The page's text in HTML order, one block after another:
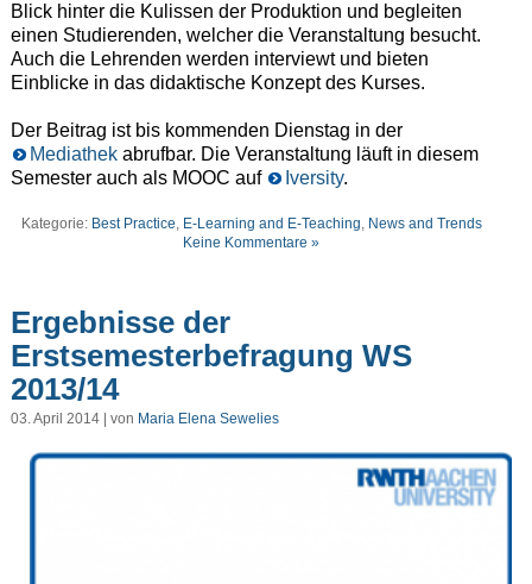
Blick hinter die Kulissen der Produktion und begleiten
einen Studierenden, welcher die Veranstaltung besucht.
Auch die Lehrenden werden interviewt und bieten
Einblicke in das didaktische Konzept des Kurses.
Der Beitrag ist bis kommenden Dienstag in der
Mediathek abrufbar. Die Veranstaltung läuft in diesem
Semester auch als MOOC auf
Iversity.
Kategorie: Best Practice E-Learning and E-Teaching News and Trends
Keine Kommentare »
Ergebnisse der
Erstsemesterbefragung WS
2013/14
03. April 2014 | von Maria Elena Sewelies